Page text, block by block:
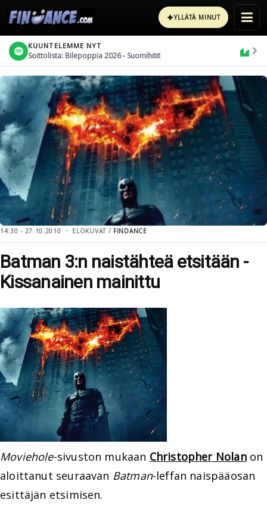
✦YLLÄTÄ MINUT
KUUNTELEMME NYT
Soittolista: Bilepoppia 2026 - Suomihitit
14:30 - 27.10.2010 ELOKUVAT / FINDANCE
Batman 3:n naistähteä etsitään -
Kissanainen mainittu
Moviehole-sivuston mukaan Christopher Nolanon
aloittanut seuraavan Batman-leffan naispääosan
esittäjän etsimisen.